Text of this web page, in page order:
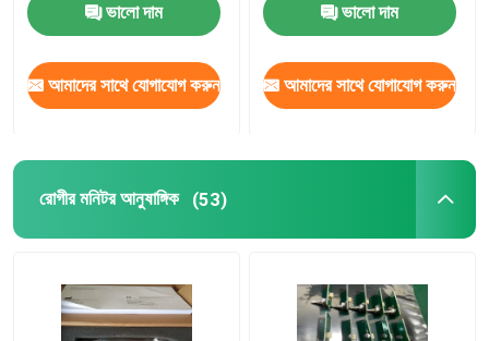
ভালো দাম
আমাদের সাথে যোগাযোগ করুন
ভালো দাম
আমাদের সাথে যোগাযোগ করুন
রোগীর মনিটর আনুষাঙ্গিক (53)